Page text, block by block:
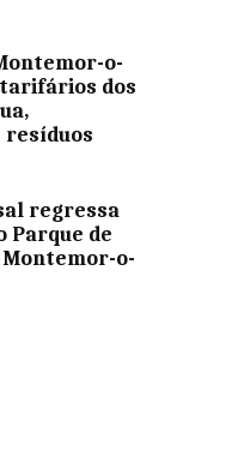
o-
dos
resíduos
regressa
Parque de
Montemor-o-